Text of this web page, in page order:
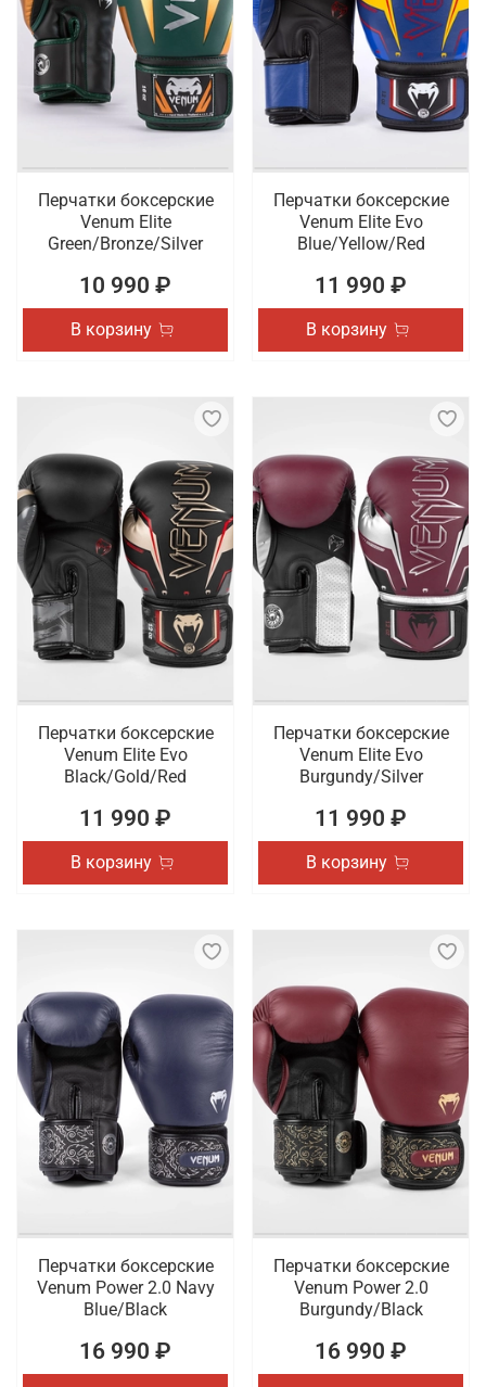
Перчатки боксерские
Venum Elite
Green/Bronze/Silver
10 990 ₽
В корзину
Перчатки боксерские
Venum Elite Evo
Blue/Yellow/Red
11 990 ₽
В корзину
Перчатки боксерские
Venum Elite Evo
Black/Gold/Red
11 990 ₽
В корзину
Перчатки боксерские
Venum Elite Evo
Burgundy/Silver
11 990 ₽
В корзину
Перчатки боксерские
Venum Power 2.0 Navy
Blue/Black
16 990 ₽
Перчатки боксерские
Venum Power 2.0
Burgundy/Black
16 990 ₽